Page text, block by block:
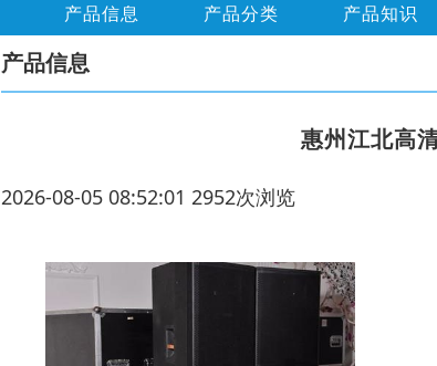
产品信息 产品分类 产品知识
产品信息
惠州江北高
2026-08-05 08:52:01 2952次浏览